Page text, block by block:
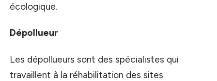
écologique.
Dépollueur
Les dépollueurs sont des spécialistes qui
travaillent à la réhabilitation des sites